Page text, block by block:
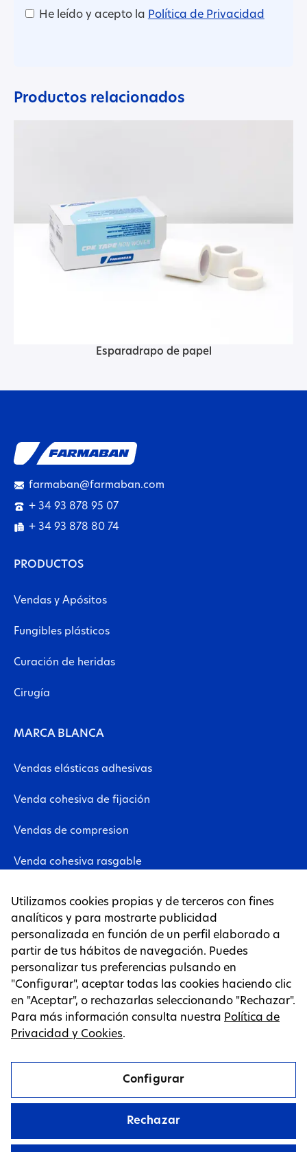
He leído y acepto la Política de Privacidad
Productos relacionados
Esparadrapo de papel
farmaban@farmaban.com
+ 34 93 878 95 07
+ 34 93 878 80 74
PRODUCTOS
Vendas y Apósitos
Fungibles plásticos
Curación de heridas
Cirugía
MARCA BLANCA
Vendas elásticas adhesivas
Venda cohesiva de fijación
Vendas de compresion
Venda cohesiva rasgable
Vendas neuromusculares
Lámina de tejido no tejido
Tapes
PÁGINAS LEGALES
Aviso Legal
Política de privacidad y cookies
Utilizamos cookies propias y de terceros con fines
analíticos y para mostrarte publicidad
personalizada en función de un perfil elaborado a
partir de tus hábitos de navegación. Puedes
personalizar tus preferencias pulsando en
"Configurar", aceptar todas las cookies haciendo clic
en "Aceptar", o rechazarlas seleccionando "Rechazar".
Para más información consulta nuestra Política de
Privacidad y Cookies.
Configurar
Rechazar